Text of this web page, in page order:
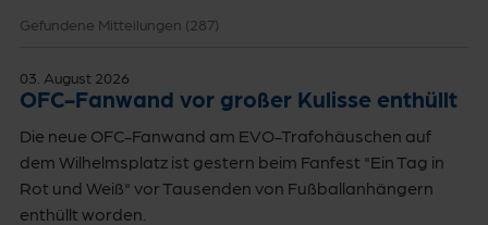
Gefundene Mitteilungen (287)
03. August 2026
OFC-Fanwand vor großer Kulisse enthüllt
Die neue OFC-Fanwand am EVO-Trafohäuschen auf
dem Wilhelmsplatz ist gestern beim Fanfest "Ein Tag in
Rot und Weiß" vor Tausenden von Fußballanhängern
enthüllt worden.